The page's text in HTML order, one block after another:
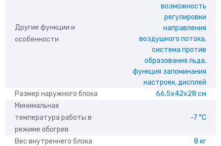
Другие функции и
особенности
возможность
регулировки
направления
воздушного потока,
система против
образования льда,
функция запоминания
настроек, дисплей
Размер наружного блока
66.5x42x28 см
Минимальная
температура работы в
режиме обогрев
-7 °С
Вес внутреннего блока
8 кг